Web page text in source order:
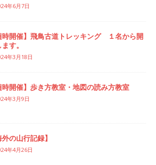
年6月7日
時開催】飛鳥古道トレッキング １名から開
す。
年3月18日
時開催】歩き方教室・地図の読み方教室
年3月9日
外の山行記録】
年4月26日